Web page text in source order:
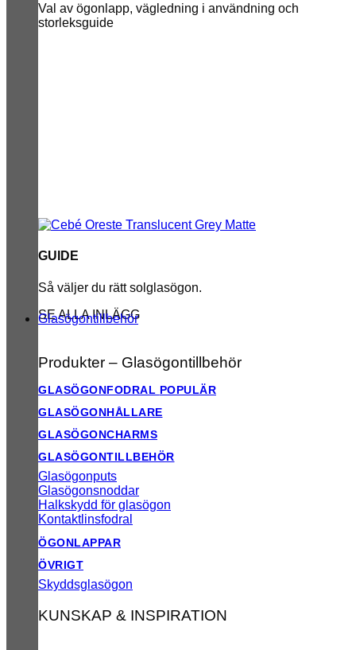
Val av ögonlapp, vägledning i användning och
storleksguide
GUIDE
Så väljer du rätt solglasögon.
SE ALLA INLÄGG
Glasögontillbehör
Produkter – Glasögontillbehör
GLASÖGONFODRAL
GLASÖGONHÅLLARE
GLASÖGONCHARMS
GLASÖGONTILLBEHÖR
Glasögonputs
Glasögonsnoddar
Halkskydd för glasögon
Kontaktlinsfodral
ÖGONLAPPAR
ÖVRIGT
Skyddsglasögon
KUNSKAP & INSPIRATION